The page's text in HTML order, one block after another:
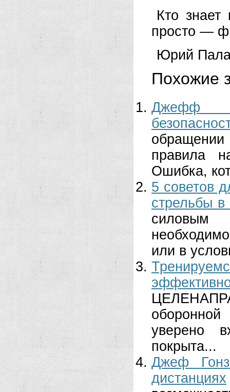
Кто
просто —
Юрий
Похожие
Джефф
правила
Ошибка,
5 советов
стрельбы в
силовым
или в
уверено
покрыта...
Джеф
дистанциях